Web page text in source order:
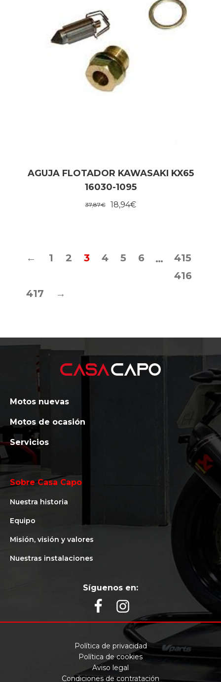
AGUJA FLOTADOR KAWASAKI KX65
16030-1095
37,87€ 18,94€
← 1 2 3 4 5 6 …
415
416
417
→
Motos nuevas
Motos de ocasión
Servicios
Sobre Casa Capo
Nuestra historia
Equipo
Misión, visión y valores
Nuestras instalaciones
Síguenos en:
Política de privacidad
Política de cookies
Aviso legal
Condiciones de contratación